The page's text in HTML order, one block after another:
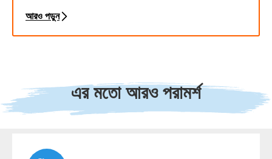
আরও পড়ুন
এর মতো আরও পরামর্শ